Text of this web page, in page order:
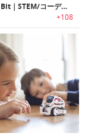
Ozobot 2.0 Bit｜STEM/コーディングを学習可能な教育トイロボット「オズボット 2.0 ビット」
+108